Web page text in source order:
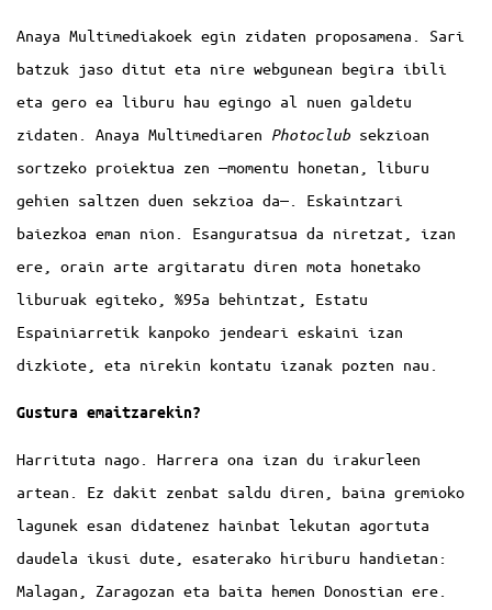
Anaya Multimediakoek egin zidaten proposamena. Sari
batzuk jaso ditut eta nire webgunean begira ibili
eta gero ea liburu hau egingo al nuen galdetu
zidaten. Anaya Multimediaren Photoclub sekzioan
sortzeko proiektua zen —momentu honetan, liburu
gehien saltzen duen sekzioa da—. Eskaintzari
baiezkoa eman nion. Esanguratsua da niretzat, izan
ere, orain arte argitaratu diren mota honetako
liburuak egiteko, %95a behintzat, Estatu
Espainiarretik kanpoko jendeari eskaini izan
dizkiote, eta nirekin kontatu izanak pozten nau.
Gustura emaitzarekin?
Harrituta nago. Harrera ona izan du irakurleen
artean. Ez dakit zenbat saldu diren, baina gremioko
lagunek esan didatenez hainbat lekutan agortuta
daudela ikusi dute, esaterako hiriburu handietan:
Malagan, Zaragozan eta baita hemen Donostian ere.